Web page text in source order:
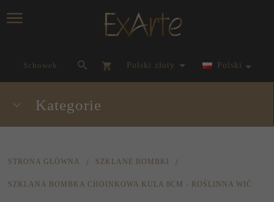
Schowek currency_h
polski złoty Polski
Kategorie
STRONA GŁÓWNA SZKLANE BOMBKI
SZKLANA BOMBKA CHOINKOWA KULA 8CM - ROŚLINNA WIĆ